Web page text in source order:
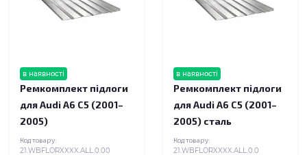
в наявності
Ремкомплект підлоги
для Audi A6 C5 (2001–
2005)
Код товару:
21.WBFLORXXXX.ALL.0.00
в наявності
Ремкомплект підлоги
для Audi A6 C5 (2001–
2005) сталь
Код товару:
21.WBFLORXXXX.ALL.0.0